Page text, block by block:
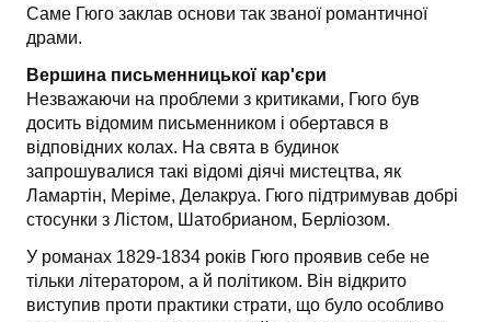
Саме Гюго заклав основи так званої романтичної
драми.
Вершина письменницької кар'єри
Незважаючи на проблеми з критиками, Гюго був
досить відомим письменником і обертався в
відповідних колах. На свята в будинок
запрошувалися такі відомі діячі мистецтва, як
Ламартін, Меріме, Делакруа. Гюго підтримував добрі
стосунки з Лістом, Шатобрианом, Берліозом.
У романах 1829-1834 років Гюго проявив себе не
тільки літератором, а й політиком. Він відкрито
виступив проти практики страти, що було особливо